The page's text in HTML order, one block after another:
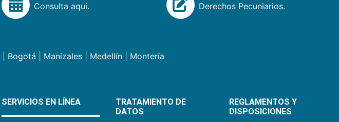
Consulta aquí.
Derechos Pecuniarios.
Bogotá Manizales| Medellín| Montería
SERVICIOS EN LÍNEA
TRATAMIENTO DE
DATOS
REGLAMENTOS Y
DISPOSICIONES